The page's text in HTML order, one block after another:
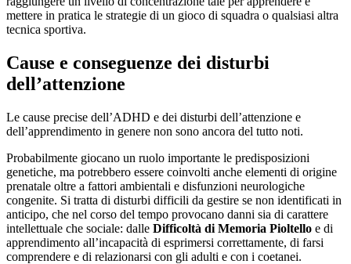
mettere in pratica le strategie di un gioco di squadra o qualsiasi altra
tecnica sportiva.
Cause e conseguenze dei disturbi
dell’attenzione
Le cause precise dell’ADHD e dei disturbi dell’attenzione e
dell’apprendimento in genere non sono ancora del tutto noti.
Probabilmente giocano un ruolo importante le predisposizioni
genetiche, ma potrebbero essere coinvolti anche elementi di origine
prenatale oltre a fattori ambientali e disfunzioni neurologiche
congenite. Si tratta di disturbi difficili da gestire se non identificati in
anticipo, che nel corso del tempo provocano danni sia di carattere
intellettuale che sociale: dalle Difficoltà di Memoria Pioltello e di
apprendimento all’incapacità di esprimersi correttamente, di farsi
comprendere e di relazionarsi con gli adulti e con i coetanei.